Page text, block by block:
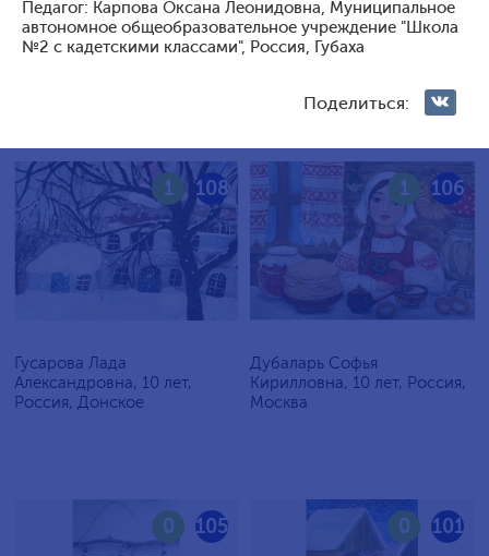
Педагог: Карпова Оксана Леонидовна, Муниципальное
автономное общеобразовательное учреждение "Школа
№2 с кадетскими классами", Россия, Губаха
Поделиться:
Голосования зрителей
108
1
Гусарова Лада
Александровна, 10 лет,
Россия, Донское
106
1
Дубаларь Софья
Кирилловна, 10 лет, Россия,
Москва
105
0 101
0